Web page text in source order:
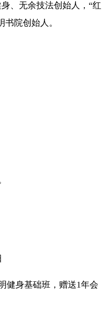
、无余技法创始人，“红
院创始人。
健身基础班，赠送1年会